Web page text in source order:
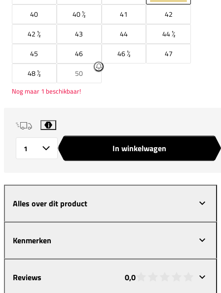
40
40 ½ 41
42
42 ½
43 44
44 ½
45
46 46 ½
47
48 ½
50
Nog maar 1 beschikbaar!
i
In winkelwagen
Alles over dit product
Kenmerken
Reviews 0,0